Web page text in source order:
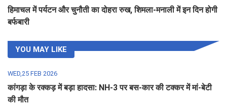
हिमाचल में पर्यटन और चुनौती का दोहरा रुख, शिमला-मनाली में इन दिन होगी
बर्फबारी
YOU MAY LIKE
WED,25 FEB 2026
कांगड़ा के रक्कड़ में बड़ा हादसा: NH-3 पर बस-कार की टक्कर में मां-बेटी
की मौत